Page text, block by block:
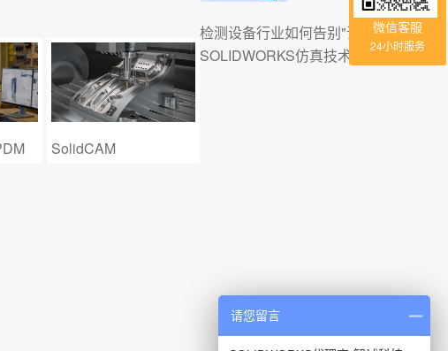
SOLIDWORKS
检测设备行业如何告别"试错式"研发？
SOLIDWORKS仿真技术实战为你揭晓
微信客服
24小时服务
请您留言